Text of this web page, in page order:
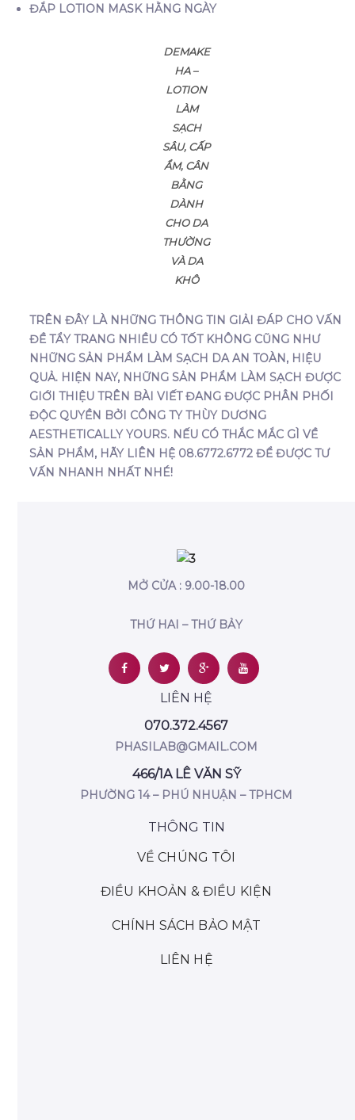
ĐẮP LOTION MASK HẰNG NGÀY
DEMAKE
HA –
LOTION
LÀM
SẠCH
SÂU, CẤP
ẨM, CÂN
BẰNG
DÀNH
CHO DA
THƯỜNG
VÀ DA
KHÔ
TRÊN ĐÂY LÀ NHỮNG THÔNG TIN GIẢI ĐÁP CHO VẤN
ĐỀ TẨY TRANG NHIỀU CÓ TỐT KHÔNG CŨNG NHƯ
NHỮNG SẢN PHẨM LÀM SẠCH DA AN TOÀN, HIỆU
QUẢ. HIỆN NAY, NHỮNG SẢN PHẨM LÀM SẠCH ĐƯỢC
GIỚI THIỆU TRÊN BÀI VIẾT ĐANG ĐƯỢC PHÂN PHỐI
ĐỘC QUYỀN BỞI CÔNG TY THÙY DƯƠNG
AESTHETICALLY YOURS. NẾU CÓ THẮC MẮC GÌ VỀ
SẢN PHẨM, HÃY LIÊN HỆ 08.6772.6772 ĐỂ ĐƯỢC TƯ
VẤN NHANH NHẤT NHÉ!
MỞ CỬA : 9.00-18.00
THỨ HAI – THỨ BẢY
LIÊN HỆ
070.372.4567
PHASILAB@GMAIL.COM
466/1A LÊ VĂN SỸ
PHƯỜNG 14 – PHÚ NHUẬN – TPHCM
THÔNG TIN
VỀ CHÚNG TÔI
ĐIỀU KHOẢN & ĐIỀU KIỆN
CHÍNH SÁCH BẢO MẬT
LIÊN HỆ